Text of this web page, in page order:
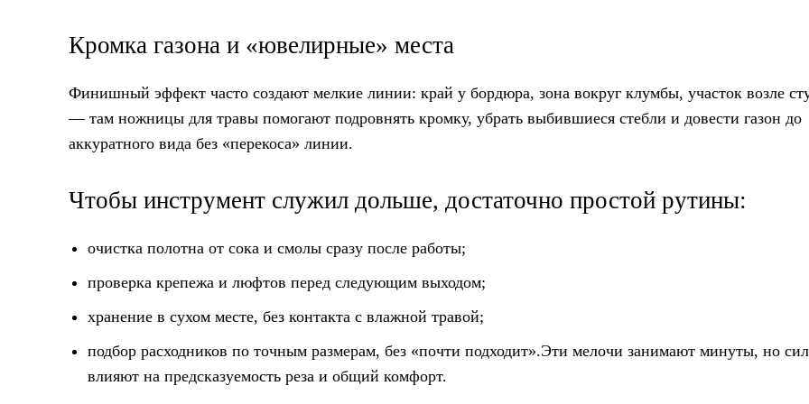
Кромка газона и «ювелирные» места
Финишный эффект часто создают мелкие линии: край у бордюра, зона вокруг клумбы, участок возле
— там ножницы для травы помогают подровнять кромку, убрать выбившиеся стебли и довести газон до
аккуратного вида без «перекоса» линии.
Чтобы инструмент служил дольше, достаточно простой рутины:
очистка полотна от сока и смолы сразу после работы;
проверка крепежа и люфтов перед следующим выходом;
хранение в сухом месте, без контакта с влажной травой;
подбор расходников по точным размерам, без «почти подходит».Эти мелочи занимают минуты, но
влияют на предсказуемость реза и общий комфорт.